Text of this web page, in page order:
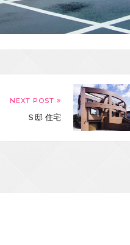
NEXT POST
Ｓ邸 住宅